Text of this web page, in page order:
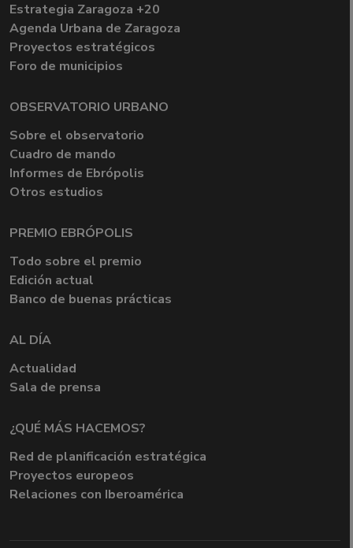
Estrategia Zaragoza +20
Agenda Urbana de Zaragoza
Proyectos estratégicos
Foro de municipios
OBSERVATORIO URBANO
Sobre el observatorio
Cuadro de mando
Informes de Ebrópolis
Otros estudios
PREMIO EBRÓPOLIS
Todo sobre el premio
Edición actual
Banco de buenas prácticas
AL DÍA
Actualidad
Sala de prensa
¿QUÉ MÁS HACEMOS?
Red de planificación estratégica
Proyectos europeos
Relaciones con Iberoamérica